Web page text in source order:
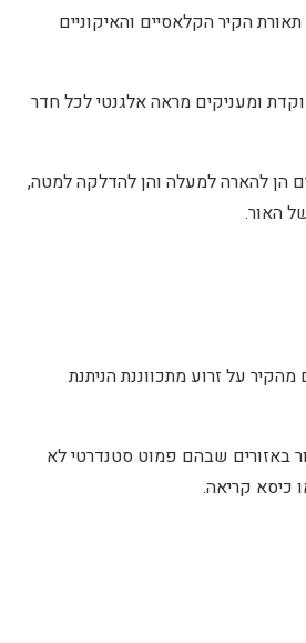
הקיר הקלאסיים והאיקוניים
ומעניקים מראה אלגנטי לכל חדר
הן להארה למעלה והן להדלקה למטה,
האור.
מהקיר על זרוע מתכווננת הניתנת
באזורים שבהם פמוט סטנדרטי לא
כיסא קריאה.